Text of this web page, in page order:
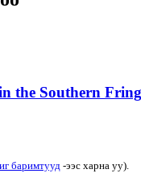
the Southern
баримтууд-ээс харна уу).